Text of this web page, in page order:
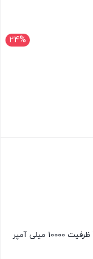
24%
پاور بانک فست شارژ یسیدو YP35 QC3.0 PD 22.5W ظرفیت 10000 میلی آمپر